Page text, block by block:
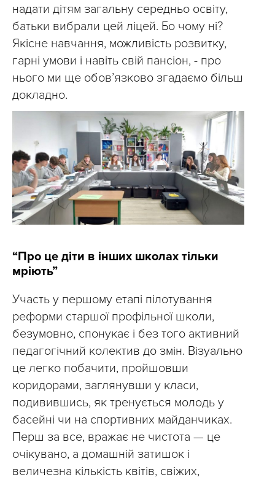
надати дітям загальну середньо освіту,
батьки вибрали цей ліцей. Бо чому ні?
Якісне навчання, можливість розвитку,
гарні умови і навіть свій пансіон, - про
нього ми ще обов’язково згадаємо більш
докладно.
“Про це діти в інших школах тільки
мріють”
Участь у першому етапі пілотування
реформи старшої профільної школи,
безумовно, спонукає і без того активний
педагогічний колектив до змін. Візуально
це легко побачити, пройшовши
коридорами, заглянувши у класи,
подивившись, як тренується молодь у
басейні чи на спортивних майданчиках.
Перш за все, вражає не чистота — це
очікувано, а домашній затишок і
величезна кількість квітів, свіжих,